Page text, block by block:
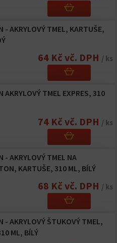
- AKRYLOVÝ TMEL, KARTUŠE,
64 Kč vč. DPH / ks
AKRYLOVÝ TMEL EXPRES, 310
74 Kč vč. DPH / ks
- AKRYLOVÝ TMEL NA
KARTUŠE, 310 ML, BÍLÝ
68 Kč vč. DPH / ks
- AKRYLOVÝ ŠTUKOVÝ TMEL,
ML, BÍLÝ